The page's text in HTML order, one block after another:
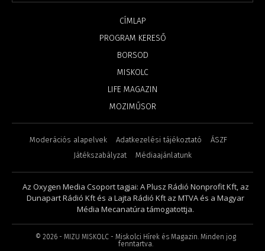
CÍMLAP
PROGRAM KERESŐ
BORSOD
MISKOLC
LIFE MAGAZIN
MOZIMŰSOR
Moderációs alapelvek Adatkezelési tájékoztató
ÁSZF
Játékszabályzat
Médiaajánlatunk
Az Oxygen Media Csoport tagjai: A Plusz Rádió Nonprofit Kft, az
Dunapart Rádió Kft és a Lajta Rádió Kft az MTVA és a Magyar
Média Mecanatúra támogatottja.
© 2026- MIZU MISKOLC - Miskolci Hírek és Magazin. Minden jog
fenntartva.